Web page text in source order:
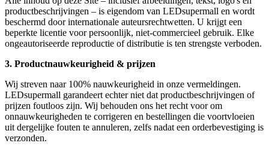
productbeschrijvingen – is eigendom van LEDsupermall en wordt
beschermd door internationale auteursrechtwetten. U krijgt een
beperkte licentie voor persoonlijk, niet-commercieel gebruik. Elke
ongeautoriseerde reproductie of distributie is ten strengste verboden.
3. Productnauwkeurigheid & prijzen
Wij streven naar 100% nauwkeurigheid in onze vermeldingen.
LEDsupermall garandeert echter niet dat productbeschrijvingen of
prijzen foutloos zijn. Wij behouden ons het recht voor om
onnauwkeurigheden te corrigeren en bestellingen die voortvloeien
uit dergelijke fouten te annuleren, zelfs nadat een orderbevestiging is
verzonden.